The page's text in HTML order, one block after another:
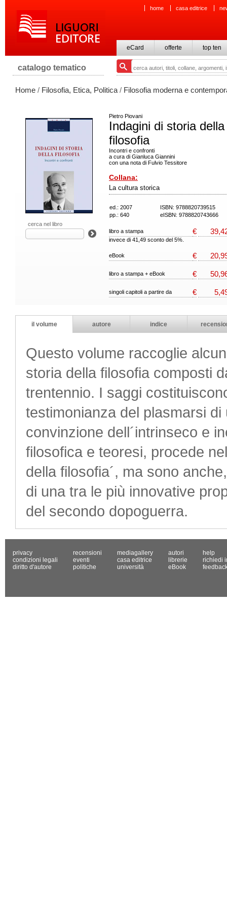
home casa editrice
eCard offerte top ten
catalogo tematico
Home / Filosofia, Etica, Politica / Filosofia moderna e
cerca nel libro
Pietro Piovani
Indagini di storia della
filosofia
Incontri e confronti
a cura di Gianluca Giannini
con una nota di Fulvio Tessitore
Collana:
La cultura storica
ed.: 2007
ISBN: 9788820739515
pp.: 640
eISBN: 9788820743666
libro a stampa €
invece di 41,49 sconto del 5%.
eBook €
libro a stampa + eBook €
singoli capitoli a partire da €
il volume autore indice
Questo volume raccoglie
storia della filosofia composti
trentennio. I saggi
testimonianza del plasmarsi
convinzione dell´intrinseco e
filosofica e teoresi, procede
della filosofia´, ma sono
di una tra le più innovative
del secondo dopoguerra.
privacy
condizioni legali
diritto d'autore
recensioni
eventi
politiche
mediagallery
casa editrice
università
autori
librerie
eBook
help
richiedi